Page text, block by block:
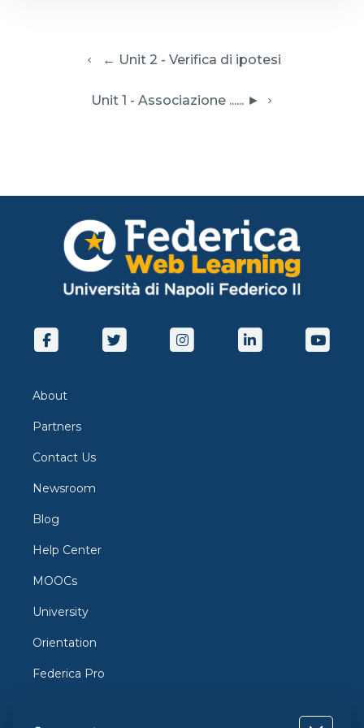
  ← Unit 2 - Verifica di ipotesi
Unit 1 - Associazione ...... ►
About
Partners
Contact Us
Newsroom
Blog
Help Center
MOOCs
University
Orientation
Federica Pro